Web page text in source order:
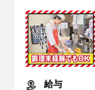
給与